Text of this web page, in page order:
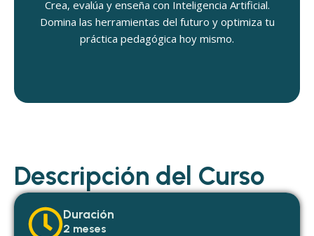
Crea, evalúa y enseña con Inteligencia Artificial.
Domina las herramientas del futuro y optimiza tu
práctica pedagógica hoy mismo.
Descripción del Curso
Duración
2 meses